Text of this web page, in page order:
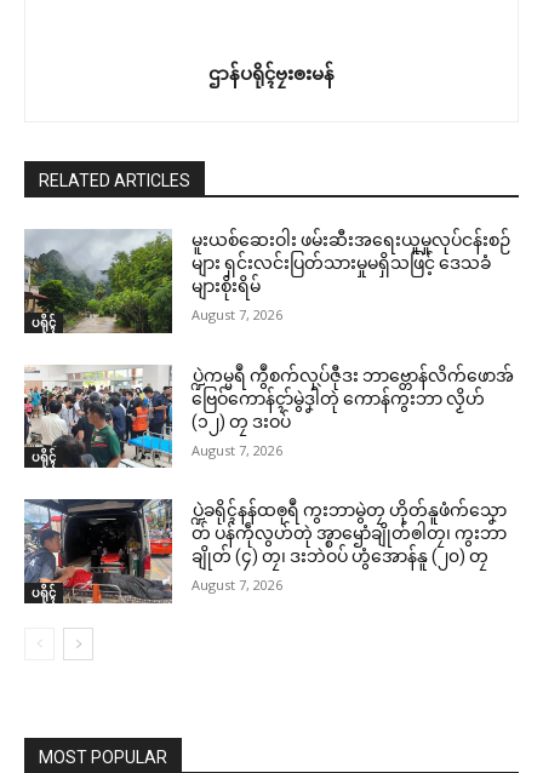
ဌာန်ပရိုၚ်ဗၠးၜးမန်
RELATED ARTICLES
ပရိုၚ်
မူးယစ်ဆေးဝါး ဖမ်းဆီးအရေးယူမှုလုပ်ငန်းစဉ်
များ ရှင်းလင်းပြတ်သားမှုမရှိသဖြင့် ဒေသခံ
များစိုးရိမ်
August 7, 2026
ပရိုၚ်
ပ္ဍဲကမ္မရဳ ကွဳစက်လုပ်ဇီုဒး ဘာဗ္တောန်လိက်ဖောအ်
ဗြေဝ်ကောန်ၚာ်မွဲဒၞါဲတုဲ ကောန်ကွးဘာ လၟိဟ်
(၁၂) တၠ ဒးဝပ်
August 7, 2026
ပရိုၚ်
ပ္ဍဲခရိုၚ်နန်ထၜုရဳ ကွးဘာမွဲတၠ ဟိုတ်နူဖံက်သၞော
တ် ပန်ကဵုလွဟ်တုဲ အ္စာၝောံချိုတ်ၜါတၠ၊ ကွးဘာ
ချိုတ် (၄) တၠ၊ ဒးဘဲဝပ် ဟွံအောန်နူ (၂၀) တၠ
August 7, 2026
MOST POPULAR